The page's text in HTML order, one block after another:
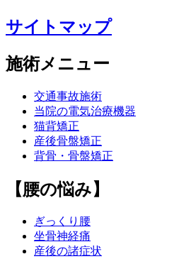
サイトマップ
施術メニュー
交通事故施術
当院の電気治療機器
猫背矯正
産後骨盤矯正
背骨・骨盤矯正
【腰の悩み】
ぎっくり腰
坐骨神経痛
産後の諸症状